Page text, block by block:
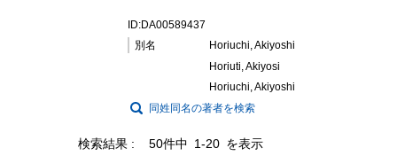
ID:DA00589437
別名
Horiuchi, Akiyoshi
Horiuti, Akiyosi
Horiuchi, Akiyoshi
同姓同名の著者を検索
検索結果 50件中 1-20 を表示